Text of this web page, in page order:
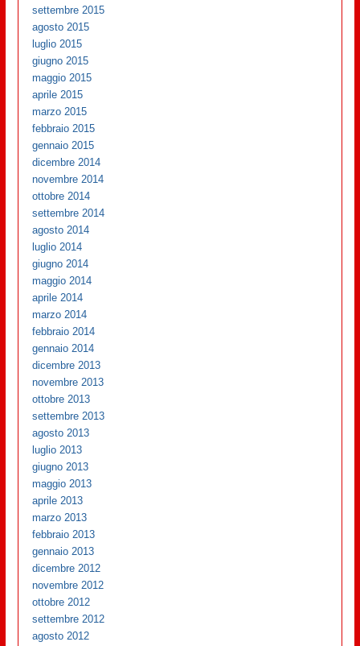
settembre 2015
agosto 2015
luglio 2015
giugno 2015
maggio 2015
aprile 2015
marzo 2015
febbraio 2015
gennaio 2015
dicembre 2014
novembre 2014
ottobre 2014
settembre 2014
agosto 2014
luglio 2014
giugno 2014
maggio 2014
aprile 2014
marzo 2014
febbraio 2014
gennaio 2014
dicembre 2013
novembre 2013
ottobre 2013
settembre 2013
agosto 2013
luglio 2013
giugno 2013
maggio 2013
aprile 2013
marzo 2013
febbraio 2013
gennaio 2013
dicembre 2012
novembre 2012
ottobre 2012
settembre 2012
agosto 2012